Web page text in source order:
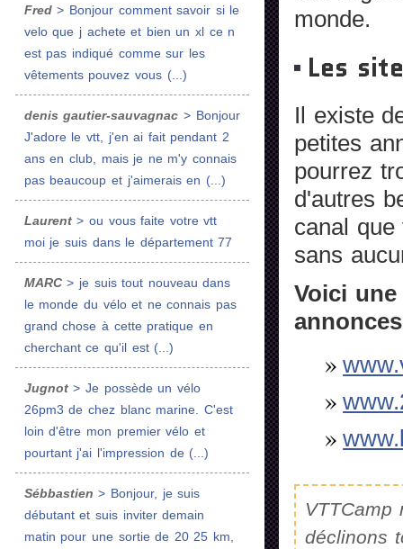
monde.
Les
Il existe
petites
pourrez
d'autres
canal
sans
Voici
VTTCamp
déclinons
Fred> Bonjour comment savoir si le
velo que j achete et bien un xl ce n
est pas indiqué comme sur les
vêtements pouvez vous (...)
denis gautier-sauvagnac > Bonjour
J'adore le vtt, j'en ai fait pendant 2
ans en club, mais je ne m'y connais
pas beaucoup et j'aimerais en (...)
Laurent> ou vous faite votre vtt
moi je suis dans le département 77
MARC> je suis tout nouveau dans
le monde du vélo et ne connais pas
grand chose à cette pratique en
cherchant ce qu'il est (...)
Jugnot> Je possède un vélo
26pm3 de chez blanc marine. C'est
loin d'être mon premier vélo et
pourtant j'ai l'impression de (...)
Sébbastien > Bonjour, je suis
débutant et suis inviter demain
matin pour une sortie de 20 25 km,